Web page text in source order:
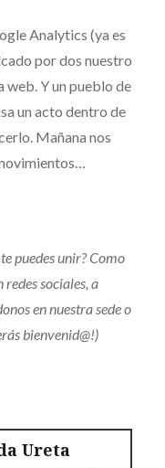
Analytics (ya es
por dos nuestro
Y un pueblo de
un acto dentro de
Mañana nos
puedes unir? Como
sociales, a
en nuestra sede o
bienvenid@!)
Ureta